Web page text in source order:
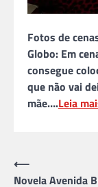
Fotos de
Globo: Em
consegue
que não vai
mãe….Leia
Navegação
⟵
Novela Avenida